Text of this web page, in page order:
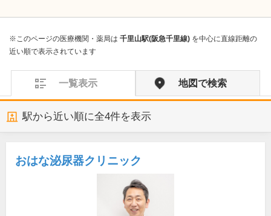
※このページの医療機関・薬局は 千里山駅(阪急千里線) を中心に直線距離の
近い順で表示されています
一覧表示 地図で検索
駅から近い順に全4件を表示
おはな泌尿器クリニック